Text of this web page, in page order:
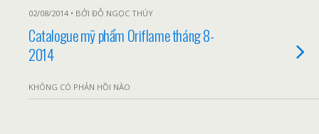
02/08/2014 • BỞI ĐỖ NGỌC THÚY
Catalogue mỹ phẩm Oriflame tháng 8-
2014
KHÔNG CÓ PHẢN HỒI NÀO